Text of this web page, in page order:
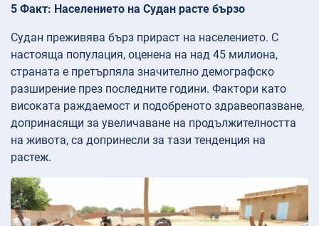
5 Факт: Населението на Судан расте бързо
Судан преживява бърз прираст на населението. С
настояща популация, оценена на над 45 милиона,
страната е претърпяла значително демографско
разширение през последните години. Фактори като
високата раждаемост и подобреното здравеопазване,
допринасящи за увеличаване на продължителността
на живота, са допринесли за тази тенденция на
растеж.